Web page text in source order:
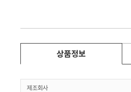
상품정보
제조회사